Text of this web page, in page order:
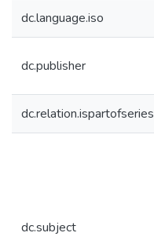
dc.language.iso
dc.publisher
dc.relation.ispartofseries
dc.subject